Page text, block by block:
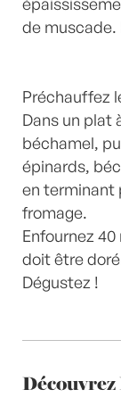
de muscade.
Préchauffez
Dans un plat
béchamel,
épinards,
en terminant
fromage.
Enfournez
doit être
Dégustez !